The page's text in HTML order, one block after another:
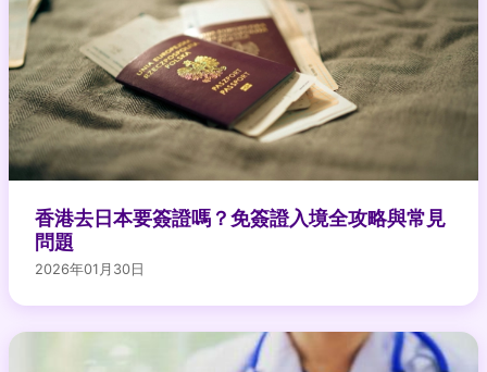
香港去日本要簽證嗎？免簽證入境全攻略與常見
問題
2026年01月30日